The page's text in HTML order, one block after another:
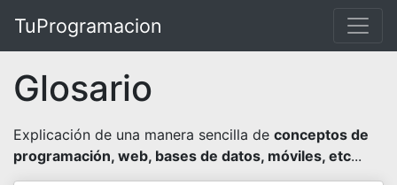
TuProgramacion
Glosario
Explicación de una manera sencilla de conceptos de
programación, web, bases de datos, móviles, etc...